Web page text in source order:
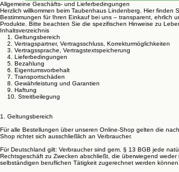
Allgemeine Geschäfts- und Lieferbedingungen
Herzlich willkommen beim Taubenhaus Lindenberg. Hier finden
Bestimmungen für Ihren Einkauf bei uns – transparent, ehrlich
Produkte. Bitte beachten Sie die spezifischen Hinweise zu
Inhaltsverzeichnis
1. Geltungsbereich
2. Vertragspartner, Vertragsschluss, Korrekturmöglichkeiten
3. Vertragssprache, Vertragstextspeicherung
4. Lieferbedingungen
5. Bezahlung
6. Eigentumsvorbehalt
7. Transportschäden
8. Gewährleistung und Garantien
9. Haftung
10. Streitbeilegung
1. Geltungsbereich
Für alle Bestellungen über unseren Online-Shop gelten die
Shop richtet sich ausschließlich an Verbraucher.
Für Deutschland gilt: Verbraucher sind gem. § 13 BGB jede
Rechtsgeschäft zu Zwecken abschließt, die überwiegend weder
selbständigen beruflichen Tätigkeit zugerechnet werden können.